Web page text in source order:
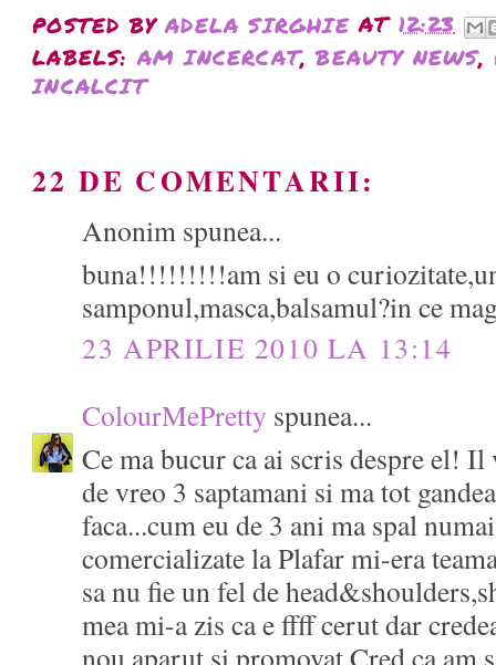
POSTED BYADELA SIRGHIE AT 12:23
LABELS:AM INCERCAT,BEAUTY NEWS,
INCALCIT
22 DE COMENTARII:
Anonim spunea...
buna!!!!!!!!!am si eu o
samponul,masca,balsamul?in ce
23 APRILIE 2010 LA 13:14
ColourMePretty spunea...
Ce ma bucur ca ai scris despre el!
de vreo 3 saptamani si ma tot
faca...cum eu de 3 ani ma spal
comercializate la Plafar mi-era
sa nu fie un fel de
mea mi-a zis ca e ffff cerut dar
nou aparut si promovat.Cred ca am